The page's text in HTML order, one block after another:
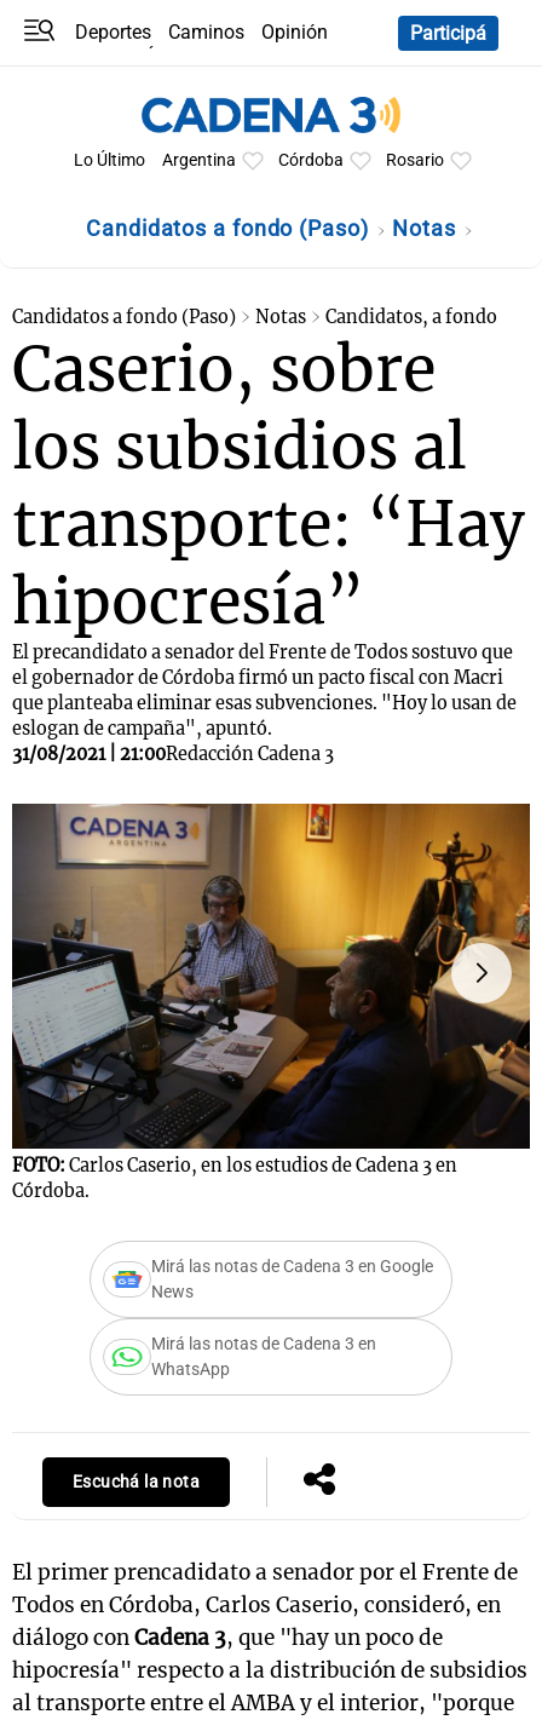
Deportes Caminos
Opinión
Participá
Lo Último Argentina Córdoba Rosario
Candidatos a fondo (Paso) Notas
Candidatos a fondo (Paso) Notas Candidatos, a fondo
Caserio, sobre
los subsidios al
transporte: “Hay
hipocresía”
El precandidato a senador del Frente de Todos sostuvo que
el gobernador de Córdoba firmó un pacto fiscal con Macri
que planteaba eliminar esas subvenciones. "Hoy lo usan de
eslogan de campaña", apuntó.
31/08/2021 | 21:00Redacción Cadena 3
FOTO: Carlos Caserio, en los estudios de Cadena 3 en
Córdoba.
Mirá las notas de Cadena 3 en Google
News
Mirá las notas de Cadena 3 en
WhatsApp
Escuchá la nota
El primer prencadidato a senador por el Frente de
Todos en Córdoba, Carlos Caserio, consideró, en
diálogo conCadena 3, que "hay un poco de
hipocresía" respecto a la distribución de subsidios
al transporte entre el AMBA y el interior, "porque
Mundial 2026
La Sole en
Cadena 3